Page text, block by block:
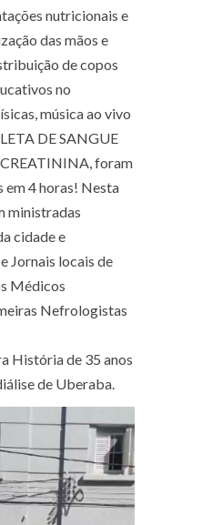
nutricionais e
das mãos e
de copos
no
música ao vivo
DE SANGUE
foram
em 4 horas! Nesta
ministradas
cidade e
Jornais locais de
Médicos
Nefrologistas
História de 35 anos
de Uberaba.